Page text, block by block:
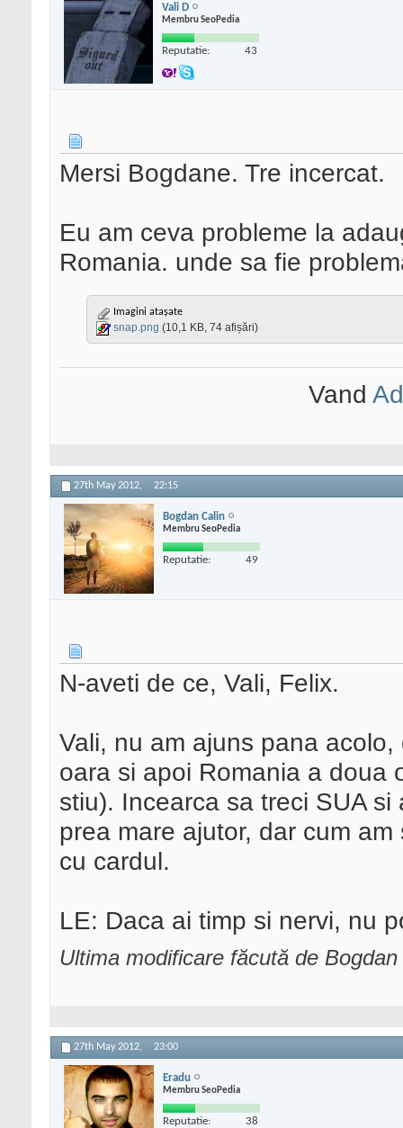
Vali D
Membru SeoPedia
Reputatie: 43
Mersi Bogdane. Tre incercat.
Eu am ceva probleme la
Romania. unde sa fie
Imagini atașate
snap.png (10,1 KB, 74 afișări)
Vand
27th May 2012, 22:15
Bogdan Calin
Membru SeoPedia
Reputatie: 49
N-aveti de ce, Vali, Felix.
Vali, nu am ajuns pana
oara si apoi Romania a doua
stiu). Incearca sa treci SUA
prea mare ajutor, dar cum
cu cardul.
LE: Daca ai timp si nervi, nu
Ultima modificare făcută de
27th May 2012, 23:00
Eradu
Membru SeoPedia
Reputatie: 38